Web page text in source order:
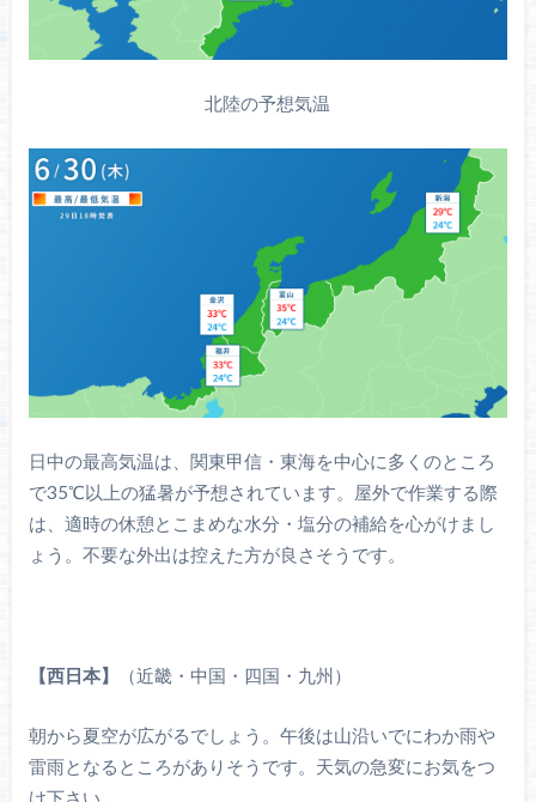
北陸の予想気温
日中の最高気温は、関東甲信・東海を中心に多くのところ
で35℃以上の猛暑が予想されています。屋外で作業する際
は、適時の休憩とこまめな水分・塩分の補給を心がけまし
ょう。不要な外出は控えた方が良さそうです。
【西日本】 （近畿・中国・四国・九州）
朝から夏空が広がるでしょう。午後は山沿いでにわか雨や
雷雨となるところがありそうです。天気の急変にお気をつ
け下さい。